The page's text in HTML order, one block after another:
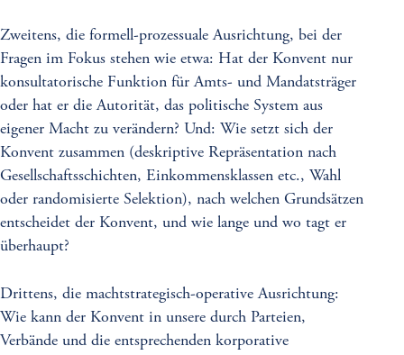
Zweitens, die formell-prozessuale Ausrichtung, bei der
Fragen im Fokus stehen wie etwa: Hat der Konvent nur
konsultatorische Funktion für Amts- und Mandatsträger
oder hat er die Autorität, das politische System aus
eigener Macht zu verändern? Und: Wie setzt sich der
Konvent zusammen (deskriptive Repräsentation nach
Gesellschaftsschichten, Einkommensklassen etc., Wahl
oder randomisierte Selektion), nach welchen Grundsätzen
entscheidet der Konvent, und wie lange und wo tagt er
überhaupt?
Drittens, die machtstrategisch-operative Ausrichtung:
Wie kann der Konvent in unsere durch Parteien,
Verbände und die entsprechenden korporative